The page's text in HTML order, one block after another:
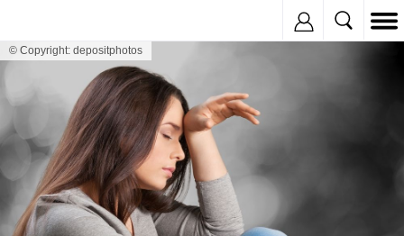
© Copyright: depositphotos